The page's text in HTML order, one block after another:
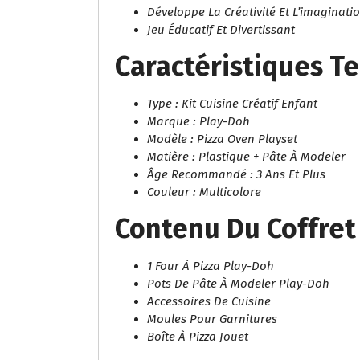
Développe La Créativité Et
Jeu Éducatif Et Divertissant
Caractéristiques
Type : Kit Cuisine Créatif Enfant
Marque : Play-Doh
Modèle : Pizza Oven Playset
Matière : Plastique + Pâte À Modeler
Âge Recommandé : 3 Ans Et Plus
Couleur : Multicolore
Contenu Du Coffret
1 Four À Pizza Play-Doh
Pots De Pâte À Modeler Play-Doh
Accessoires De Cuisine
Moules Pour Garnitures
Boîte À Pizza Jouet